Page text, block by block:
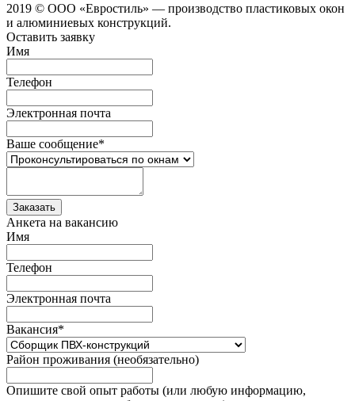
2019 © ООО «Евростиль» — производство пластиковых окон
и алюминиевых конструкций.
Оставить заявку
Имя
Телефон
Электронная почта
Ваше сообщение*
Анкета на вакансию
Имя
Телефон
Электронная почта
Вакансия*
Район проживания (необязательно)
Опишите свой опыт работы (или любую информацию,